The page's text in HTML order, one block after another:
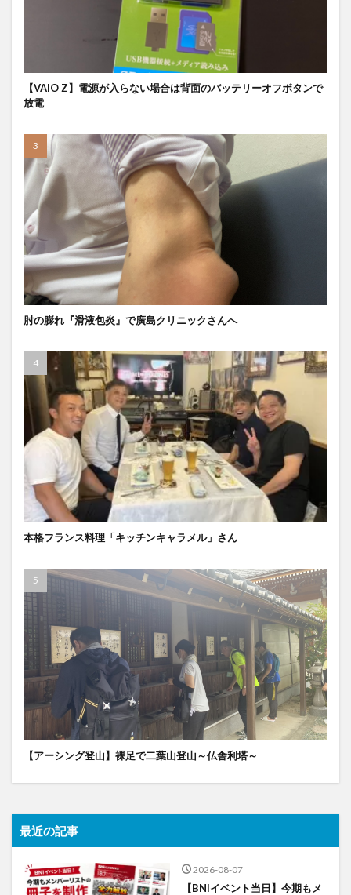
【VAIO Z】電源が入らない場合は背面のバッテリーオフボタンで
放電
肘の膨れ『滑液包炎』で廣島クリニックさんへ
本格フランス料理「キッチンキャラメル」さん
【アーシング登山】裸足で二葉山登山～仏舎利塔～
最近の記事
2026-08-07
【BNIイベント当日】今期もメ